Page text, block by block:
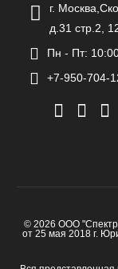
г.
д.31 стр.2,
Пн - Пт:
+7-950-704-
© 2026 ООО
от 25 мая 2018 г.